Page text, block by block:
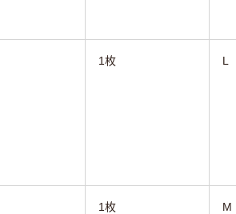
1枚 L
1枚 M